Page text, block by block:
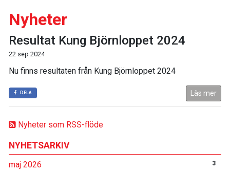
Nyheter som RSS-flöde
NYHETSARKIV
maj 2026 3
Nyheter
Resultat Kung Björnloppet 2024
22 sep 2024
Nu finns resultaten från Kung Björnloppet 2024
DELA Läs mer